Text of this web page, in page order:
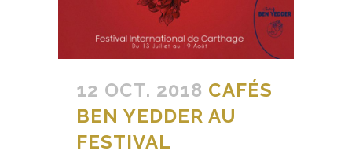
12 OCT. 2018 CAFÉS
BEN YEDDER AU
FESTIVAL